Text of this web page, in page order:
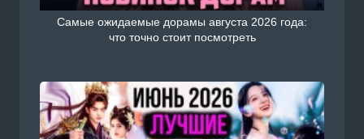
Самые ожидаемые дорамы августа 2026 года:
что точно стоит посмотреть